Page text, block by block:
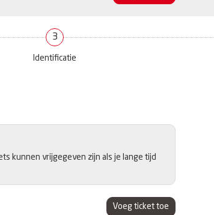
3
Identificatie
kunnen vrijgegeven zijn als je lange tijd
Voeg ticket toe